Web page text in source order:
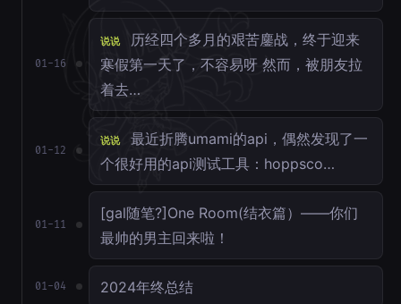
01-16
说说
历经四个多月的艰苦鏖战，终于迎来
寒假第一天了，不容易呀 然而，被朋友拉
着去…
01-12
说说
最近折腾umami的api，偶然发现了一
个很好用的api测试工具：hoppsco…
01-11
[gal随笔?]One Room(结衣篇）——你们
最帅的男主回来啦！
01-04 2024年终总结